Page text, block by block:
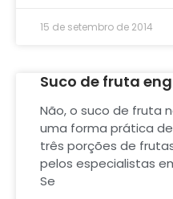
15 de setembro de 2014
Suco de fruta
Não, o suco de fruta
uma forma prática
três porções de
pelos especialistas
Se